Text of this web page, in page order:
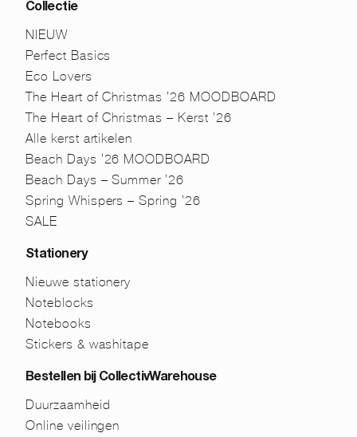
Collectie
NIEUW
Perfect Basics
Eco Lovers
The Heart of Christmas ’26 MOODBOARD
The Heart of Christmas – Kerst ’26
Alle kerst artikelen
Beach Days ’26 MOODBOARD
Beach Days – Summer ’26
Spring Whispers – Spring ’26
SALE
Stationery
Nieuwe stationery
Noteblocks
Notebooks
Stickers & washitape
Bestellen bij CollectivWarehouse
Duurzaamheid
Online veilingen